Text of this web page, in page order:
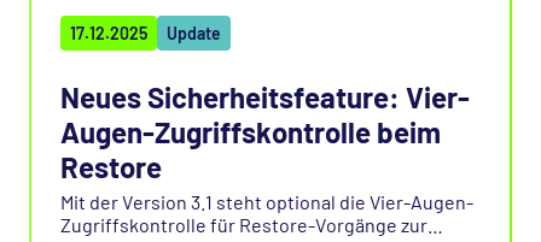
17.12.2025 Update
Neues Sicherheitsfeature: Vier-
Augen-Zugriffskontrolle beim
Restore
Mit der Version 3.1 steht optional die Vier-Augen-
Zugriffskontrolle für Restore-Vorgänge zur